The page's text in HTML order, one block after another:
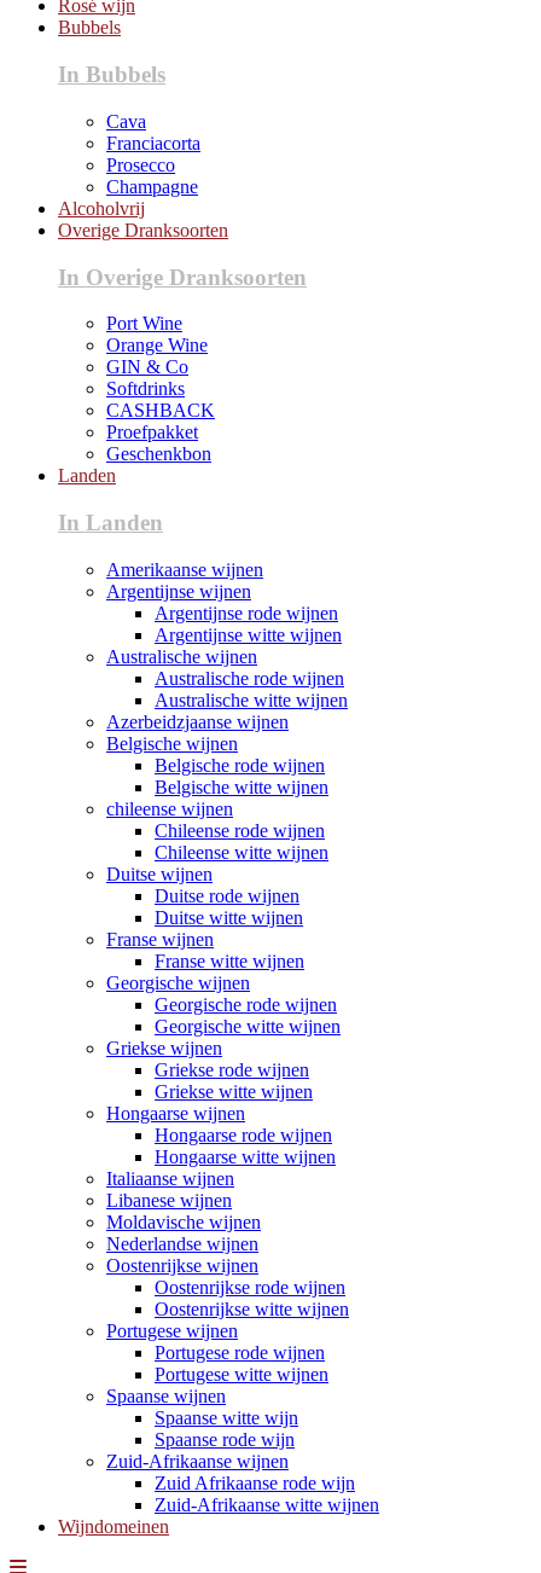
Rosé wijn
Bubbels
In Bubbels
Cava
Franciacorta
Prosecco
Champagne
Alcoholvrij
Overige Dranksoorten
In Overige Dranksoorten
Port Wine
Orange Wine
GIN & Co
Softdrinks
CASHBACK
Proefpakket
Geschenkbon
Landen
In Landen
Amerikaanse wijnen
Argentijnse wijnen
Argentijnse rode wijnen
Argentijnse witte wijnen
Australische wijnen
Australische rode wijnen
Australische witte wijnen
Azerbeidzjaanse wijnen
Belgische wijnen
Belgische rode wijnen
Belgische witte wijnen
chileense wijnen
Chileense rode wijnen
Chileense witte wijnen
Duitse wijnen
Duitse rode wijnen
Duitse witte wijnen
Franse wijnen
Franse witte wijnen
Georgische wijnen
Georgische rode wijnen
Georgische witte wijnen
Griekse wijnen
Griekse rode wijnen
Griekse witte wijnen
Hongaarse wijnen
Hongaarse rode wijnen
Hongaarse witte wijnen
Italiaanse wijnen
Libanese wijnen
Moldavische wijnen
Nederlandse wijnen
Oostenrijkse wijnen
Oostenrijkse rode wijnen
Oostenrijkse witte wijnen
Portugese wijnen
Portugese rode wijnen
Portugese witte wijnen
Spaanse wijnen
Spaanse witte wijn
Spaanse rode wijn
Zuid-Afrikaanse wijnen
Zuid Afrikaanse rode wijn
Zuid-Afrikaanse witte wijnen
Wijndomeinen